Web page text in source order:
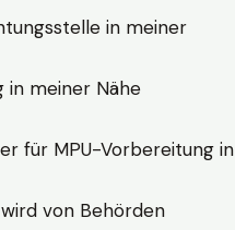
in meiner
in meiner Nähe
für MPU-Vorbereitung in
von Behörden